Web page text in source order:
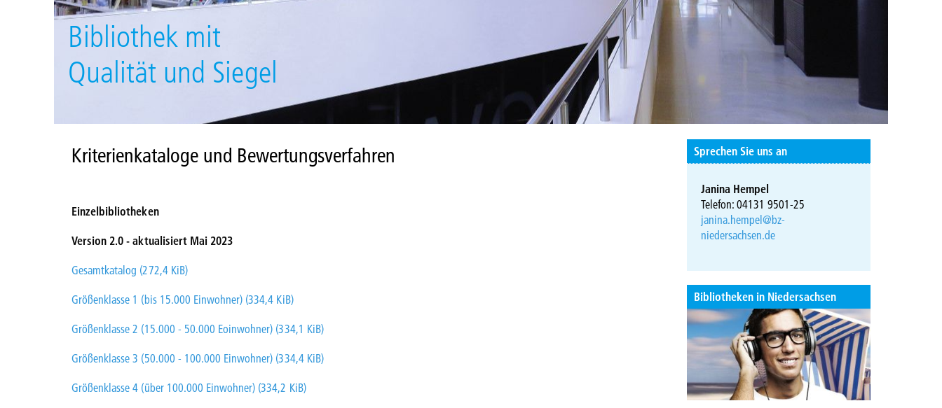
Bibliothek mit
Qualität und Siegel
Kriterienkataloge und Bewertungsverfahren
Einzelbibliotheken
Version 2.0 - aktualisiert Mai 2023
Gesamtkatalog (272,4 KiB)
Größenklasse 1 (bis 15.000 Einwohner) (334,4 KiB)
Größenklasse 2 (15.000 - 50.000 Eoinwohner) (334,1 KiB)
Größenklasse 3 (50.000 - 100.000 Einwohner) (334,4 KiB)
Größenklasse 4 (über 100.000 Einwohner) (334,2 KiB)
Sprechen Sie uns an
Janina Hempel
Telefon: 04131 9501-25
janina.hempel@bz-
niedersachsen.de
Bibliotheken in Niedersachsen